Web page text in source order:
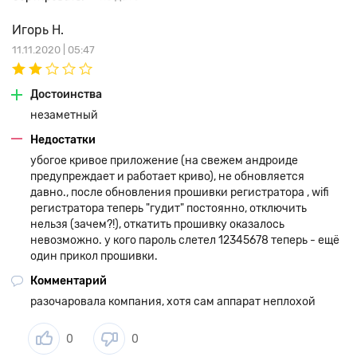
SilverStone S8 для управления видеорегистратором
доступно в AppStore и Google Play. С помощью приложения
можно менять настройки видеорегистратора,
просматривать видеозаписи, сохранять их в память
смартфона и делиться ими через любые мессенджеры, по
электронной почте и в социальных сетях.
устанавливающееся за зеркалом заднего вида. В комплекте
идет дополнительный провод для подключения
видеорегистратора к штатному монитору автомобиля.
Установить видеорегистратор SilverStone F1 S8-WiFi очень
просто, все рекомендации по установке доступны в
инструкции. После установки загрузите бесплатное
приложение – и начинайте работу с устройством!
Игорь Н.
11.11.2020 | 05:47
Достоинства
незаметный
Недостатки
убогое кривое приложение (на свежем андроиде
предупреждает и работает криво), не обновляется
давно., после обновления прошивки регистратора , wifi
регистратора теперь "гудит" постоянно, отключить
нельзя (зачем?!), откатить прошивку оказалось
невозможно. у кого пароль слетел 12345678 теперь - ещё
один прикол прошивки.
Комментарий
разочаровала компания, хотя сам аппарат неплохой
0 0